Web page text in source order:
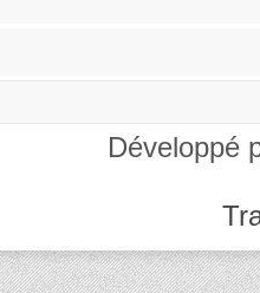
Développé